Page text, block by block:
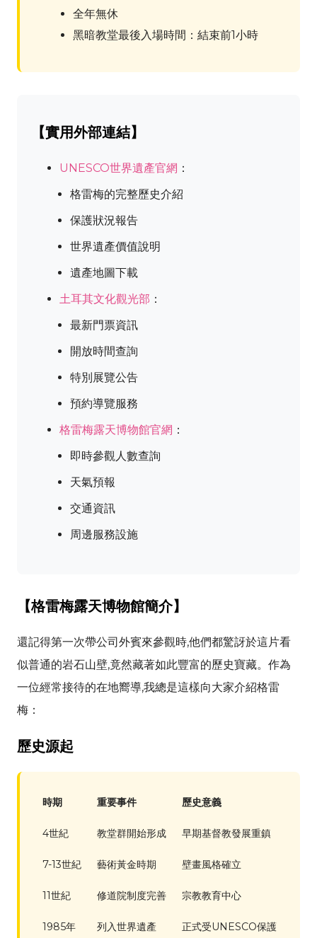
全年無休
黑暗教堂最後入場時間：結束前1小時
【實用外部連結】
UNESCO世界遺產官網 ：
格雷梅的完整歷史介紹
保護狀況報告
世界遺產價值說明
遺產地圖下載
土耳其文化觀光部 ：
最新門票資訊
開放時間查詢
特別展覽公告
預約導覽服務
格雷梅露天博物館官網 ：
即時參觀人數查詢
天氣預報
交通資訊
周邊服務設施
【格雷梅露天博物館簡介】
還記得第一次帶公司外賓來參觀時,他們都驚訝於這片看
似普通的岩石山壁,竟然藏著如此豐富的歷史寶藏。作為
一位經常接待的在地嚮導,我總是這樣向大家介紹格雷
梅：
歷史源起
時期 重要事件 歷史意義
4世紀 教堂群開始形成 早期基督教發展重鎮
7-13世紀 藝術黃金時期 壁畫風格確立
11世紀 修道院制度完善 宗教教育中心
1985年 列入世界遺產 正式受UNESCO保護